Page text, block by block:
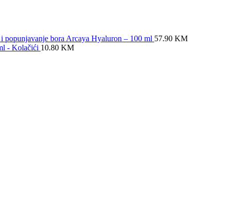
popunjavanje bora Arcaya Hyaluron – 100 ml 57.90 KM
- Kolačići 10.80 KM